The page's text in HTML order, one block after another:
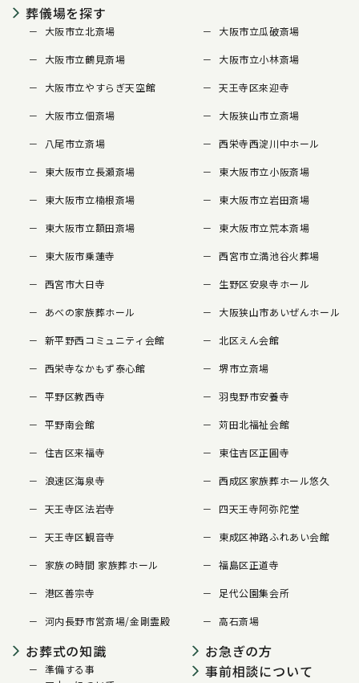
葬儀場を探す
大阪市立北斎場 大阪市立瓜破斎場
大阪市立鶴見斎場 大阪市立小林斎場
大阪市立やすらぎ天空館 天王寺区來迎寺
大阪市立佃斎場 大阪狭山市立斎場
八尾市立斎場 西栄寺西淀川中ホール
東大阪市立長瀬斎場 東大阪市立小阪斎場
東大阪市立楠根斎場 東大阪市立岩田斎場
東大阪市立額田斎場 東大阪市立荒本斎場
東大阪市乗蓮寺 西宮市立満池谷火葬場
西宮市大日寺 生野区安泉寺ホール
あべの家族葬ホール 大阪狭山市あいぜんホール
新平野西コミュニティ会館 北区えん会館
西栄寺なかもず泰心館 堺市立斎場
平野区教西寺 羽曳野市安養寺
平野南会館 苅田北福祉会館
住吉区来福寺 東住吉区正圓寺
浪速区海泉寺 西成区家族葬ホール悠久
天王寺区法岩寺 四天王寺阿弥陀堂
天王寺区観音寺 東成区神路ふれあい会館
家族の時間 家族葬ホール 福島区正道寺
港区善宗寺 足代公園集会所
河内長野市営斎場/金剛霊殿 高石斎場
お葬式の知識
準備する事
お急ぎの方
事前相談について